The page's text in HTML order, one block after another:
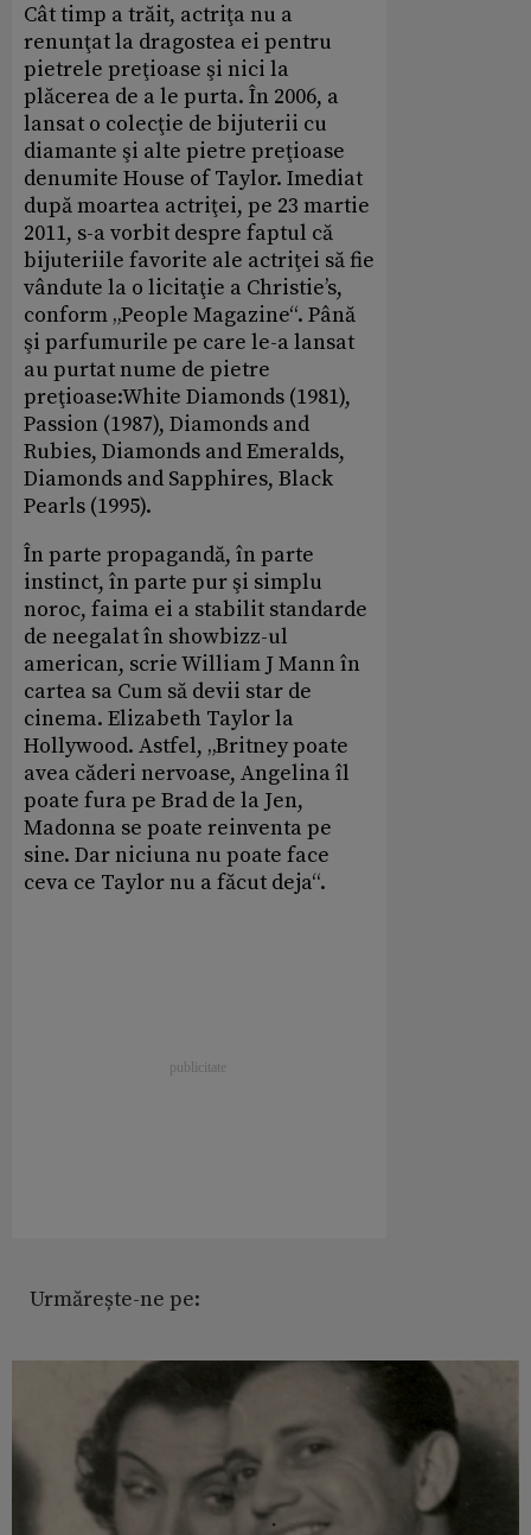
Cât timp a trăit, actriţa nu a
renunţat la dragostea ei pentru
pietrele preţioase şi nici la
plăcerea de a le purta. În 2006, a
lansat o colecţie de bijuterii cu
diamante şi alte pietre preţioase
denumite House of Taylor. Imediat
după moartea actriţei, pe 23 martie
2011, s-a vorbit despre faptul că
bijuteriile favorite ale actriţei să fie
vândute la o licitaţie a Christie’s,
conform „People Magazine“. Până
şi parfumurile pe care le-a lansat
au purtat nume de pietre
preţioase:White Diamonds (1981),
Passion (1987), Diamonds and
Rubies, Diamonds and Emeralds,
Diamonds and Sapphires, Black
Pearls (1995).
În parte propagandă, în parte
instinct, în parte pur şi simplu
noroc, faima ei a stabilit standarde
de neegalat în showbizz-ul
american, scrie William J Mann în
cartea sa Cum să devii star de
cinema. Elizabeth Taylor la
Hollywood. Astfel, „Britney poate
avea căderi nervoase, Angelina îl
poate fura pe Brad de la Jen,
Madonna se poate reinventa pe
sine. Dar niciuna nu poate face
ceva ce Taylor nu a făcut deja“.
Urmărește-ne pe: